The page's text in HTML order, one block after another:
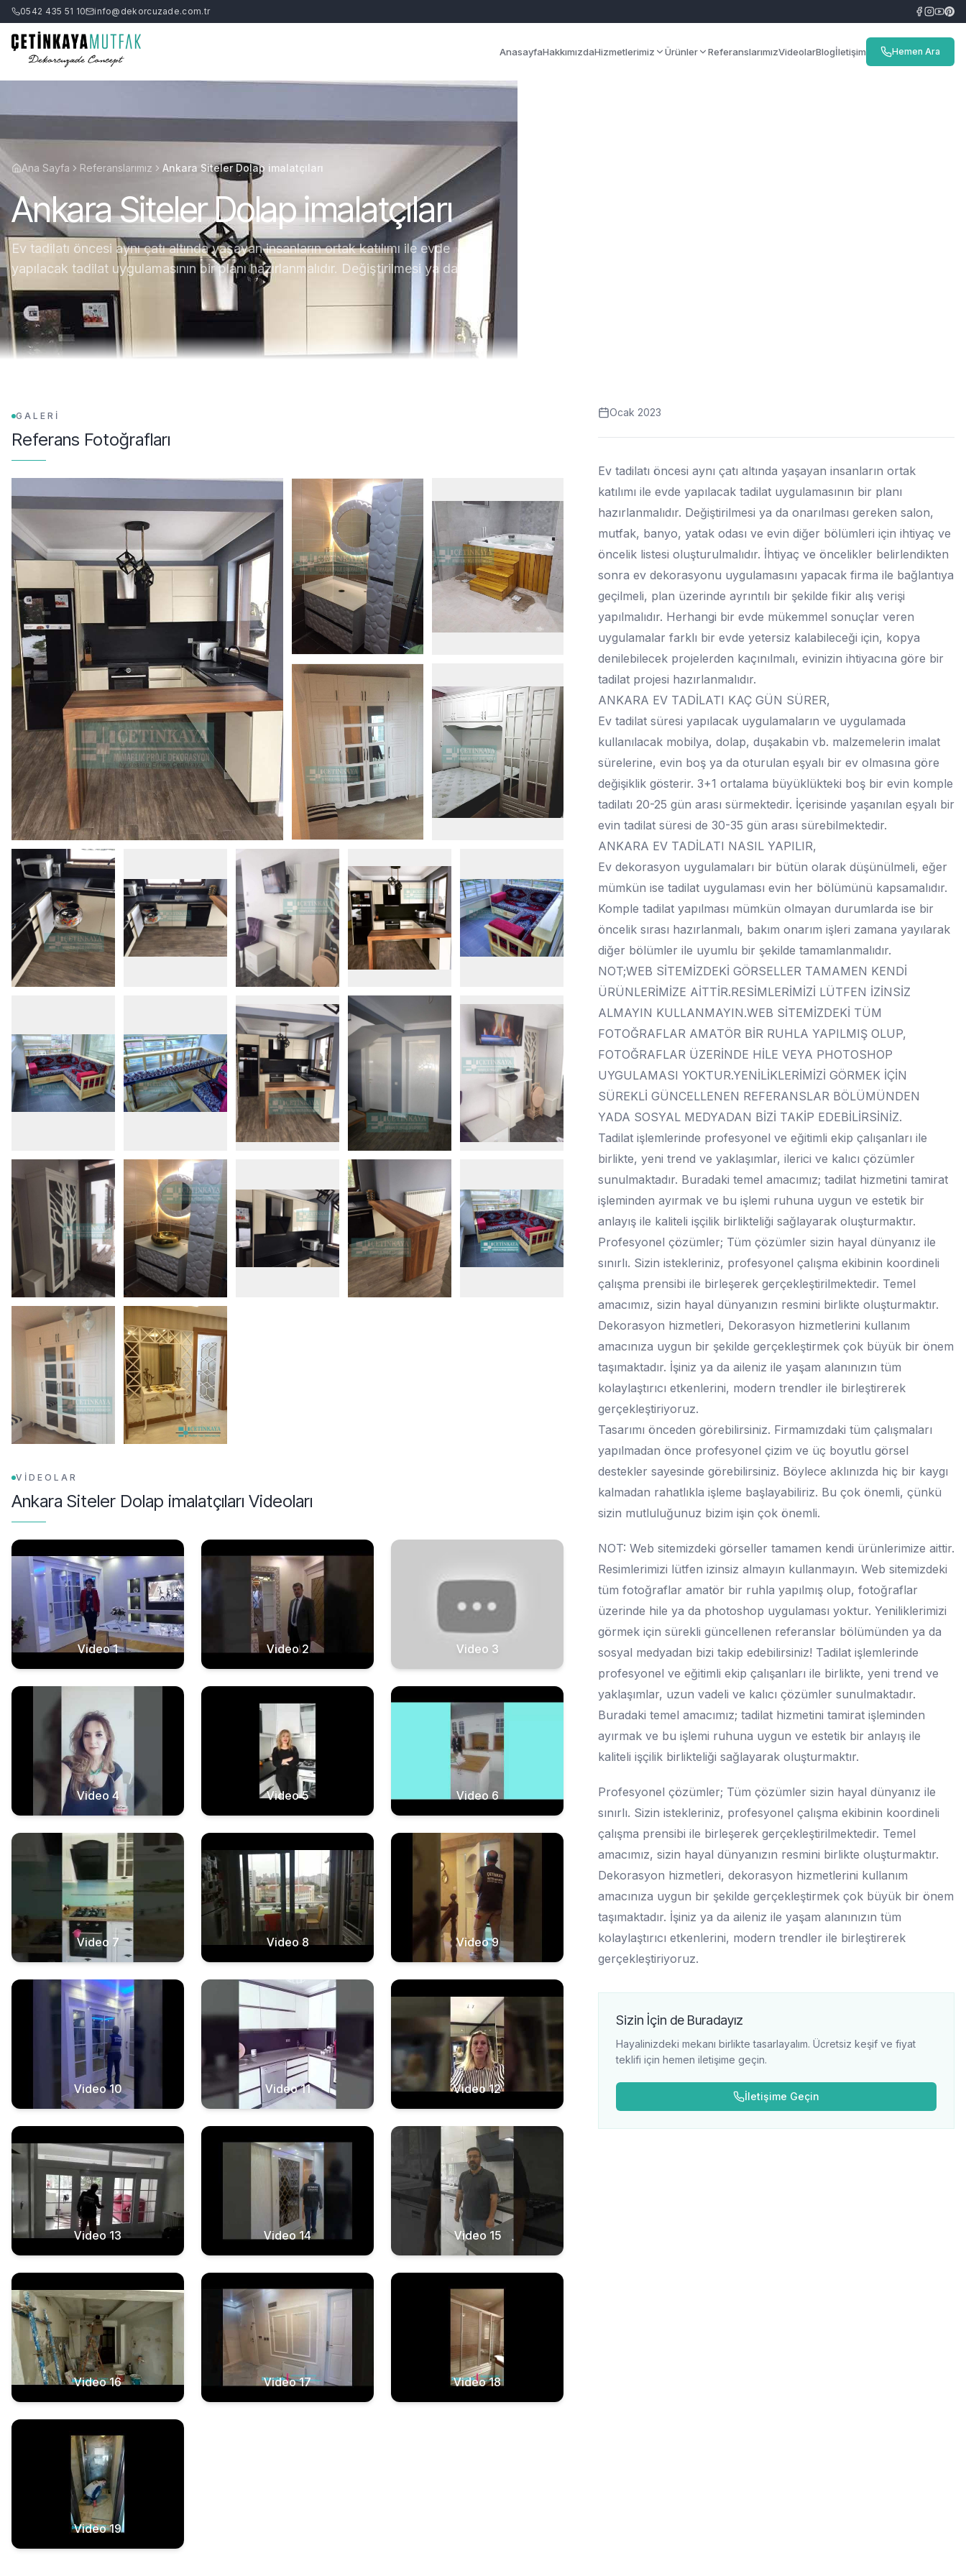
0542 435 51 10 info@dekorcuzade.com.tr
AnasayfaHakkımızdaHizmetlerimiz Ürünler ReferanslarımızVideolarBlogİletişim Hemen Ara
Ana Sayfa Referanslarımız Ankara Siteler Dolap imalatçıları
Ankara Siteler Dolap imalatçıları
Ev tadilatı öncesi aynı çatı altında yaşayan insanların ortak katılımı ile evde
yapılacak tadilat uygulamasının bir planı hazırlanmalıdır. Değiştirilmesi ya da
GALERİ
Referans Fotoğrafları
VİDEOLAR
Ankara Siteler Dolap imalatçıları Videoları
Video 1 Video 2 Video 3
Video 4 Video 5 Video 6
Video 7 Video 8 Video 9
Video 10 Video 11 Video 12
Video 13 Video 14 Video 15
Video 16 Video 17 Video 18
Video 19
Ocak 2023
Ev tadilatı öncesi aynı çatı altında yaşayan insanların ortak
katılımı ile evde yapılacak tadilat uygulamasının bir planı
hazırlanmalıdır. Değiştirilmesi ya da onarılması gereken salon,
mutfak, banyo, yatak odası ve evin diğer bölümleri için ihtiyaç ve
öncelik listesi oluşturulmalıdır. İhtiyaç ve öncelikler belirlendikten
sonra ev dekorasyonu uygulamasını yapacak firma ile bağlantıya
geçilmeli, plan üzerinde ayrıntılı bir şekilde fikir alış verişi
yapılmalıdır. Herhangi bir evde mükemmel sonuçlar veren
uygulamalar farklı bir evde yetersiz kalabileceği için, kopya
denilebilecek projelerden kaçınılmalı, evinizin ihtiyacına göre bir
tadilat projesi hazırlanmalıdır.
ANKARA EV TADİLATI KAÇ GÜN SÜRER,
Ev tadilat süresi yapılacak uygulamaların ve uygulamada
kullanılacak mobilya, dolap, duşakabin vb. malzemelerin imalat
sürelerine, evin boş ya da oturulan eşyalı bir ev olmasına göre
değişiklik gösterir. 3+1 ortalama büyüklükteki boş bir evin komple
tadilatı 20-25 gün arası sürmektedir. İçerisinde yaşanılan eşyalı bir
evin tadilat süresi de 30-35 gün arası sürebilmektedir.
ANKARA EV TADİLATI NASIL YAPILIR,
Ev dekorasyon uygulamaları bir bütün olarak düşünülmeli, eğer
mümkün ise tadilat uygulaması evin her bölümünü kapsamalıdır.
Komple tadilat yapılması mümkün olmayan durumlarda ise bir
öncelik sırası hazırlanmalı, bakım onarım işleri zamana yayılarak
diğer bölümler ile uyumlu bir şekilde tamamlanmalıdır.
NOT;WEB SİTEMİZDEKİ GÖRSELLER TAMAMEN KENDİ
ÜRÜNLERİMİZE AİTTİR.RESİMLERİMİZİ LÜTFEN İZİNSİZ
ALMAYIN KULLANMAYIN.WEB SİTEMİZDEKİ TÜM
FOTOĞRAFLAR AMATÖR BİR RUHLA YAPILMIŞ OLUP,
FOTOĞRAFLAR ÜZERİNDE HİLE VEYA PHOTOSHOP
UYGULAMASI YOKTUR.YENİLİKLERİMİZİ GÖRMEK İÇİN
SÜREKLİ GÜNCELLENEN REFERANSLAR BÖLÜMÜNDEN
YADA SOSYAL MEDYADAN BİZİ TAKİP EDEBİLİRSİNİZ.
Tadilat işlemlerinde profesyonel ve eğitimli ekip çalışanları ile
birlikte, yeni trend ve yaklaşımlar, ilerici ve kalıcı çözümler
sunulmaktadır. Buradaki temel amacımız; tadilat hizmetini tamirat
işleminden ayırmak ve bu işlemi ruhuna uygun ve estetik bir
anlayış ile kaliteli işçilik birlikteliği sağlayarak oluşturmaktır.
Profesyonel çözümler; Tüm çözümler sizin hayal dünyanız ile
sınırlı. Sizin istekleriniz, profesyonel çalışma ekibinin koordineli
çalışma prensibi ile birleşerek gerçekleştirilmektedir. Temel
amacımız, sizin hayal dünyanızın resmini birlikte oluşturmaktır.
Dekorasyon hizmetleri, Dekorasyon hizmetlerini kullanım
amacınıza uygun bir şekilde gerçekleştirmek çok büyük bir önem
taşımaktadır. İşiniz ya da aileniz ile yaşam alanınızın tüm
kolaylaştırıcı etkenlerini, modern trendler ile birleştirerek
gerçekleştiriyoruz.
Tasarımı önceden görebilirsiniz. Firmamızdaki tüm çalışmaları
yapılmadan önce profesyonel çizim ve üç boyutlu görsel
destekler sayesinde görebilirsiniz. Böylece aklınızda hiç bir kaygı
kalmadan rahatlıkla işleme başlayabiliriz. Bu çok önemli, çünkü
sizin mutluluğunuz bizim işin çok önemli.
NOT: Web sitemizdeki görseller tamamen kendi ürünlerimize aittir.
Resimlerimizi lütfen izinsiz almayın kullanmayın. Web sitemizdeki
tüm fotoğraflar amatör bir ruhla yapılmış olup, fotoğraflar
üzerinde hile ya da photoshop uygulaması yoktur. Yeniliklerimizi
görmek için sürekli güncellenen referanslar bölümünden ya da
sosyal medyadan bizi takip edebilirsiniz! Tadilat işlemlerinde
profesyonel ve eğitimli ekip çalışanları ile birlikte, yeni trend ve
yaklaşımlar, uzun vadeli ve kalıcı çözümler sunulmaktadır.
Buradaki temel amacımız; tadilat hizmetini tamirat işleminden
ayırmak ve bu işlemi ruhuna uygun ve estetik bir anlayış ile
kaliteli işçilik birlikteliği sağlayarak oluşturmaktır.
Profesyonel çözümler; Tüm çözümler sizin hayal dünyanız ile
sınırlı. Sizin istekleriniz, profesyonel çalışma ekibinin koordineli
çalışma prensibi ile birleşerek gerçekleştirilmektedir. Temel
amacımız, sizin hayal dünyanızın resmini birlikte oluşturmaktır.
Dekorasyon hizmetleri, dekorasyon hizmetlerini kullanım
amacınıza uygun bir şekilde gerçekleştirmek çok büyük bir önem
taşımaktadır. İşiniz ya da aileniz ile yaşam alanınızın tüm
kolaylaştırıcı etkenlerini, modern trendler ile birleştirerek
gerçekleştiriyoruz.
Sizin İçin de Buradayız
Hayalinizdeki mekanı birlikte tasarlayalım. Ücretsiz keşif ve fiyat
teklifi için hemen iletişime geçin.
İletişime Geçin